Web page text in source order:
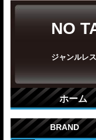
NO
ジャンルレ
ホーム
BRAND